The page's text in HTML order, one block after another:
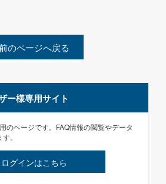
のページへ戻る
ー様専用サイト
のページです。FAQ情報の閲覧やデータ
。
ログインはこちら